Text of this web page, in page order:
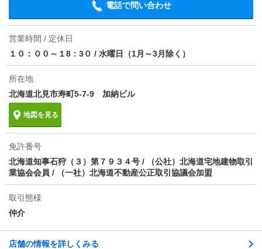
００円／
仲介手数料
次回更新予定日 2026/08/14
電話で問い合わせ
営業時間 / 定休日
１０：００～１8：3０ / 水曜日（1月～3月除く）
所在地
北海道北見市寿町5-7-9 加納ビル
地図を見る
免許番号
北海道知事石狩（３）第７９３４号 / （公社）北海道宅地建物取引
業協会会員 / （一社）北海道不動産公正取引協議会加盟
取引態様
仲介
店舗の情報を詳しくみる